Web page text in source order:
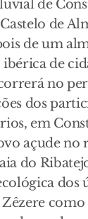
de
de
de um
de
no
dos
em
açude no
do
Zêzere